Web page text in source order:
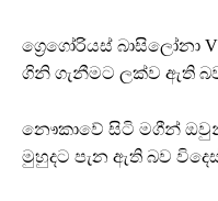
ග්‍රෙගෝරියස් බාසිලෝනා
ගිනි ගැනීමට ලක්ව ඇති
නෞකාවේ සිටි මගීන්
මුහුදට පැන ඇති බව